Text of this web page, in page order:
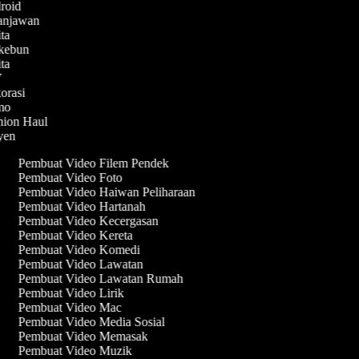
Haul
Pembuat Video Filem Pendek
Pembuat Video Foto
Pembuat Video Haiwan Peliharaan
Pembuat Video Hartanah
Pembuat Video Kecergasan
Pembuat Video Kereta
Pembuat Video Komedi
Pembuat Video Lawatan
Pembuat Video Lawatan Rumah
Pembuat Video Lirik
Pembuat Video Mac
Pembuat Video Media Sosial
Pembuat Video Memasak
Pembuat Video Muzik